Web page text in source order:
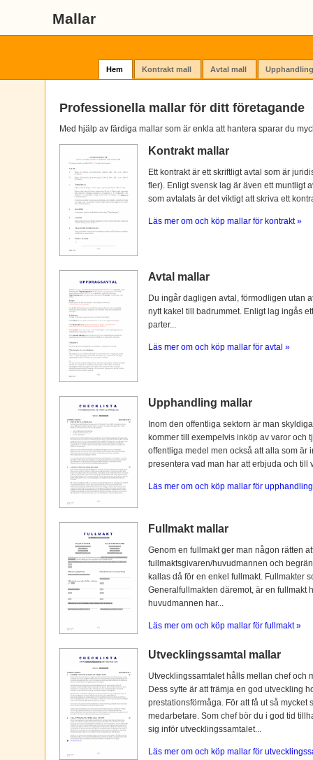
Mallar
Hem Kontrakt mall Avtal mall
Professionella mallar för ditt företagande
Med hjälp av färdiga mallar som är enkla att hantera sparar du
Kontrakt mallar
Ett kontrakt är ett skriftligt avtal som är
fler). Enligt svensk lag är även ett muntligt
som avtalats är det viktigt att skriva ett
Läs mer om och köp mallar för kontrakt »
Avtal mallar
Du ingår dagligen avtal, förmodligen utan
nytt kakel till badrummet. Enligt lag ingås
parter...
Läs mer om och köp mallar för avtal »
Upphandling mallar
Inom den offentliga sektorn är man
kommer till exempelvis inköp av varor och
offentliga medel men också att alla som är
presentera vad man har att erbjuda och till
Läs mer om och köp mallar för
Fullmakt mallar
Genom en fullmakt ger man någon rätten
fullmaktsgivaren/huvudmannen och
kallas då för en enkel fullmakt. Fullmakter
Generalfullmakten däremot, är en fullmakt
huvudmannen har...
Läs mer om och köp mallar för fullmakt »
Utvecklingssamtal mallar
Utvecklingssamtalet hålls mellan chef och
Dess syfte är att främja en god utveckling
prestationsförmåga. För att få ut så
medarbetare. Som chef bör du i god tid
sig inför utvecklingssamtalet...
Läs mer om och köp mallar för